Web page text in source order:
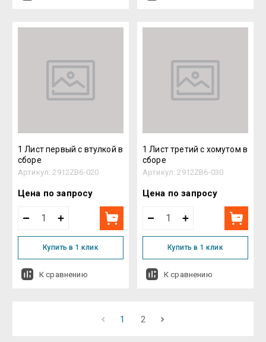
1 Лист первый с втулкой в
сборе
Артикул: 2912ZB6-020
Цена по запросу
Купить в 1 клик
К сравнению
1 Лист третий с хомутом в
сборе
Артикул: 2912ZB6-030
Цена по запросу
Купить в 1 клик
К сравнению
1 2